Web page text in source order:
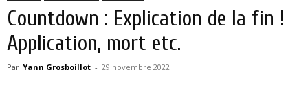
Countdown : Explication de la fin !
Application, mort etc.
Par Yann Grosboillot - 29 novembre 2022